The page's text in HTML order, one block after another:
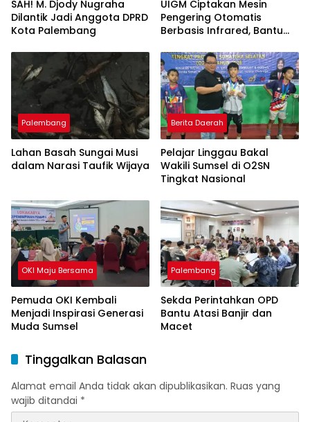
SAH! M. Djody Nugraha
Dilantik Jadi Anggota DPRD
Kota Palembang
UIGM Ciptakan Mesin
Pengering Otomatis
Berbasis Infrared, Bantu
Pulau Kemaro
Palembang
Lahan Basah Sungai Musi
dalam Narasi Taufik Wijaya
Berita Daerah
Pelajar Linggau Bakal
Wakili Sumsel di O2SN
Tingkat Nasional
OKI Maju Bersama
Pemuda OKI Kembali
Menjadi Inspirasi Generasi
Muda Sumsel
Palembang
Sekda Perintahkan OPD
Bantu Atasi Banjir dan
Macet
Tinggalkan Balasan
Alamat email Anda tidak akan dipublikasikan. Ruas yang
wajib ditandai *